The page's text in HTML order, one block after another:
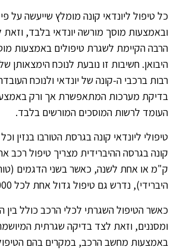
כל טיפול ליונדאי קונה מומלץ שייעשה על פי
ובאמצעות מוסך מורשה יונדאי בלבד, וזאת
הרבה הקיימת לשגרת טיפולים באמצעות
היבואן. חשיבות זו נובעת לנוכח הימצאותן
רבות ברכבי ה-קונה של יונדאי ולנוכח
בדיקת מערכות המתאפשרת אך ורק
העומד לרשות המוסכים המורשים בלבד.
טיפולי ליונדאי קונה בגרסת הטורבו בנזין
ק"מ או אחת לשנה, כאשר בשני הדגמים
היברידי), נדרש גם טיפול גדול אחת לכל 30,000 ק"מ.
כאשר הטיפול השגרתי לכלי הרכב כולל
ומסננים, וזאת לצד בדיקה שגרתית
באמצעות מחשב הרכב, במקרים בהם